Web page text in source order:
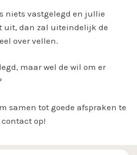
niets vastgelegd en jullie
uit, dan zal uiteindelijk de
over vellen.
maar wel de wil om er
samen tot goede afspraken te
op!